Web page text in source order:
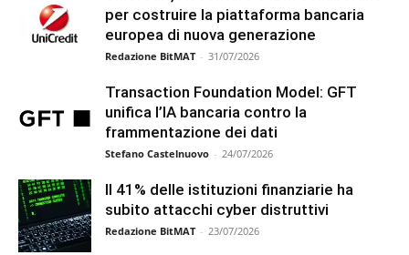
per costruire la piattaforma bancaria
europea di nuova generazione
Redazione BitMAT - 31/07/2026
Transaction Foundation Model: GFT
unifica l’IA bancaria contro la
frammentazione dei dati
Stefano Castelnuovo - 24/07/2026
Il 41% delle istituzioni finanziarie ha
subito attacchi cyber distruttivi
Redazione BitMAT - 23/07/2026